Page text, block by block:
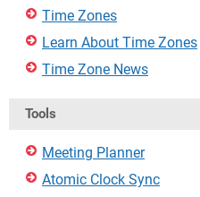
Time Zones
Learn About Time Zones
Time Zone News
Tools
Meeting Planner
Atomic Clock Sync